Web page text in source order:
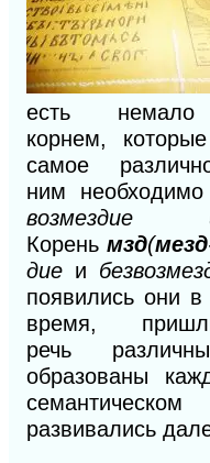
есть
корнем,
самое
ним
возмездие
Корень мзд(мезд
дие и
появились они в
время,
речь
образованы
развивались